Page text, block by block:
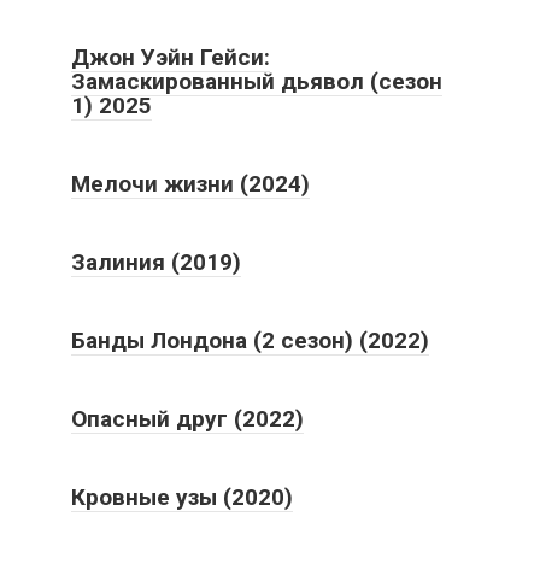
Джон Уэйн Гейси:
Замаскированный дьявол (сезон
1) 2025
Мелочи жизни (2024)
Залиния (2019)
Банды Лондона (2 сезон) (2022)
Опасный друг (2022)
Кровные узы (2020)